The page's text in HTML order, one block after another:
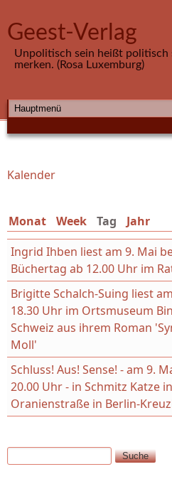
Geest-Verlag
Unpolitisch sein heißt politisch
merken. (Rosa Luxemburg)
HAUPTMENÜ
Sie sind hier
Kalender
Monat Week Tag (aktiver
Jahr
Ingrid Ihben liest am 9. Mai
Büchertag ab 12.00 Uhr im
Brigitte Schalch-Suing liest
18.30 Uhr im Ortsmuseum
Schweiz aus ihrem Roman
Moll'
Schluss! Aus! Sense! - am 9.
20.00 Uhr - in Schmitz Katze
Oranienstraße in Berlin-
Suchformular
Suche